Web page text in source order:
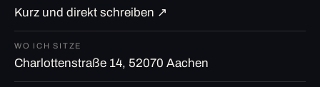
Kurz und direkt schreiben ↗
WO ICH SITZE
Charlottenstraße 14, 52070 Aachen